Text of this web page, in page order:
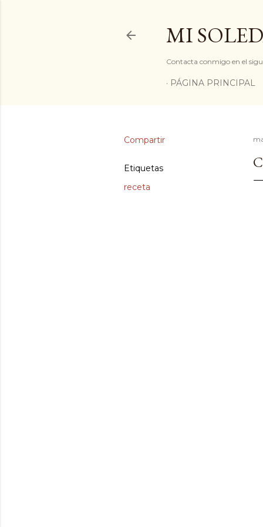
MI
Contacta conmigo en el
PÁGINA PRINCIPAL
Compartir
Etiquetas
receta